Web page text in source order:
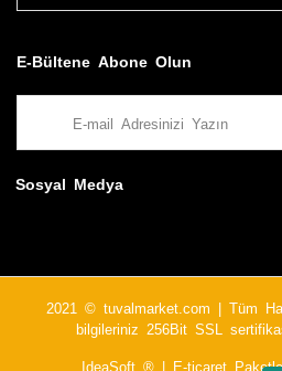
E-Bültene Abone Olun
Sosyal Medya
2021 © tuvalmarket.com | Tüm
bilgileriniz 256Bit SSL
IdeaSoft ® | E-ticaret